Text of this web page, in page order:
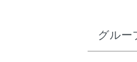
グルー